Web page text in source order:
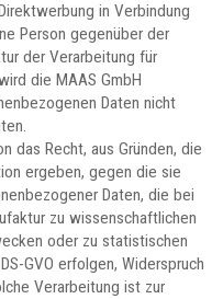
in Verbindung
Person gegenüber der
der Verarbeitung für
die MAAS GmbH
Daten nicht
das Recht, aus Gründen, die
ergeben, gegen die sie
Daten, die bei
zu wissenschaftlichen
oder zu statistischen
GVO erfolgen, Widerspruch
Verarbeitung ist zur